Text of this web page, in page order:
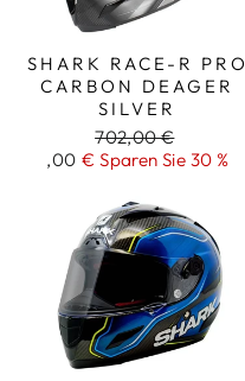
SHARK RACE-R PRO
CARBON DEAGER
SILVER
Regulärer
Preis
702,00 €
Reduzierter
,00 € Sparen Sie 30 %